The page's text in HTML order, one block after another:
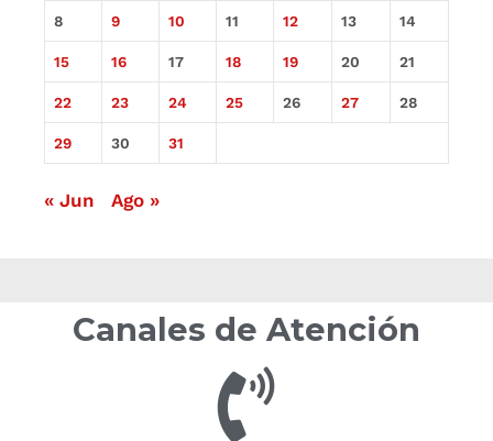
8 9 10 11 12 13 14
15 16 17 18 19 20 21
22 23 24 25 26 27 28
29 30 31
« Jun Ago »
Canales de Atención